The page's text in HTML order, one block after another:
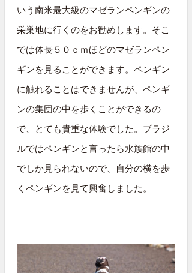
いう南米最大級のマゼランペンギンの
栄巣地に行くのをお勧めします。そこ
では体長５０ｃｍほどのマゼランペン
ギンを見ることができます。ペンギン
に触れることはできませんが、ペンギ
ンの集団の中を歩くことができるの
で、とても貴重な体験でした。ブラジ
ルではペンギンと言ったら水族館の中
でしか見られないので、自分の横を歩
くペンギンを見て興奮しました。